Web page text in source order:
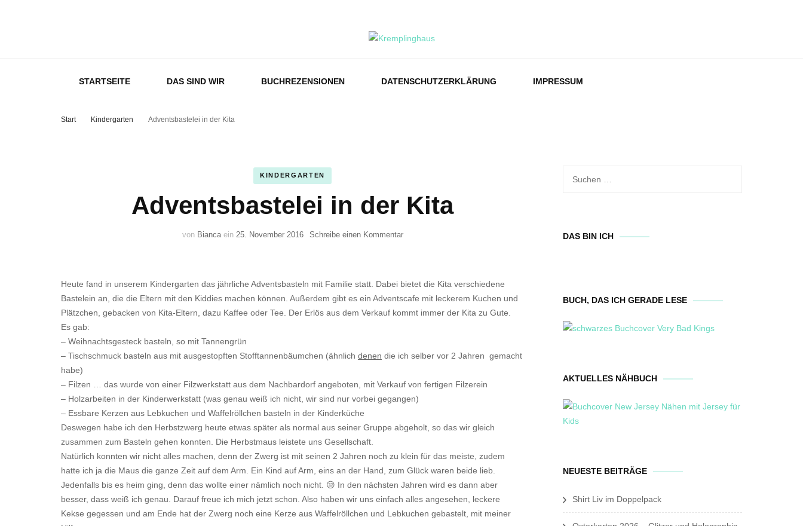
Kremplinghaus
STARTSEITE DAS SIND WIR BUCHREZENSIONEN DATENSCHUTZERKLÄRUNG IMPRESSUM
Start Kindergarten Adventsbastelei in der Kita
KINDERGARTEN
Adventsbastelei in der Kita
von Bianca ein 25. November 2016 Schreibe einen Kommentarzu
Kita
Heute fand in unserem Kindergarten das jährliche Adventsbasteln mit Familie statt. Dabei bietet die Kita verschiedene
Bastelein an, die die Eltern mit den Kiddies machen können. Außerdem gibt es ein Adventscafe mit leckerem Kuchen und
Plätzchen, gebacken von Kita-Eltern, dazu Kaffee oder Tee. Der Erlös aus dem Verkauf kommt immer der Kita zu Gute.
Es gab:
– Weihnachtsgesteck basteln, so mit Tannengrün
– Tischschmuck basteln aus mit ausgestopften Stofftannenbäumchen (ähnlich denen die ich selber vor 2 Jahren gemacht
habe)
– Filzen … das wurde von einer Filzwerkstatt aus dem Nachbardorf angeboten, mit Verkauf von fertigen Filzerein
– Holzarbeiten in der Kinderwerkstatt (was genau weiß ich nicht, wir sind nur vorbei gegangen)
– Essbare Kerzen aus Lebkuchen und Waffelröllchen basteln in der Kinderküche
Deswegen habe ich den Herbstzwerg heute etwas später als normal aus seiner Gruppe abgeholt, so das wir gleich
zusammen zum Basteln gehen konnten. Die Herbstmaus leistete uns Gesellschaft.
Natürlich konnten wir nicht alles machen, denn der Zwerg ist mit seinen 2 Jahren noch zu klein für das meiste, zudem
hatte ich ja die Maus die ganze Zeit auf dem Arm. Ein Kind auf Arm, eins an der Hand, zum Glück waren beide lieb.
Jedenfalls bis es heim ging, denn das wollte einer nämlich noch nicht. 😒 In den nächsten Jahren wird es dann aber
besser, dass weiß ich genau. Darauf freue ich mich jetzt schon. Also haben wir uns einfach alles angesehen, leckere
Kekse gegessen und am Ende hat der Zwerg noch eine Kerze aus Waffelröllchen und Lebkuchen gebastelt, mit meiner
Suchen
DAS BIN ICH
BUCH, DAS ICH GERADE LESE
AKTUELLES NÄHBUCH
NEUESTE BEITRÄGE
Shirt Liv im Doppelpack